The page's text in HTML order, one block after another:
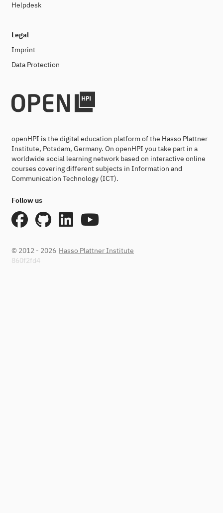
Helpdesk
Legal
Imprint
Data Protection
openHPI is the digital education platform of the Hasso Plattner
Institute, Potsdam, Germany. On openHPI you take part in a
worldwide social learning network based on interactive online
courses covering different subjects in Information and
Communication Technology (ICT).
Follow us
© 2012 - 2026 Hasso Plattner Institute
860f2fd4